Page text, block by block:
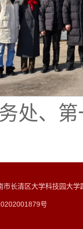
处、
长清区大学科技园大
号